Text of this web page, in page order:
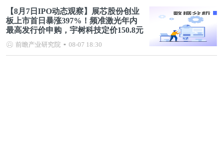
【8月7日IPO动态观察】展芯股份创业
板上市首日暴涨397%！频准激光年内
最高发行价申购，宇树科技定价150.8元
前瞻产业研究院 08-07 18:30